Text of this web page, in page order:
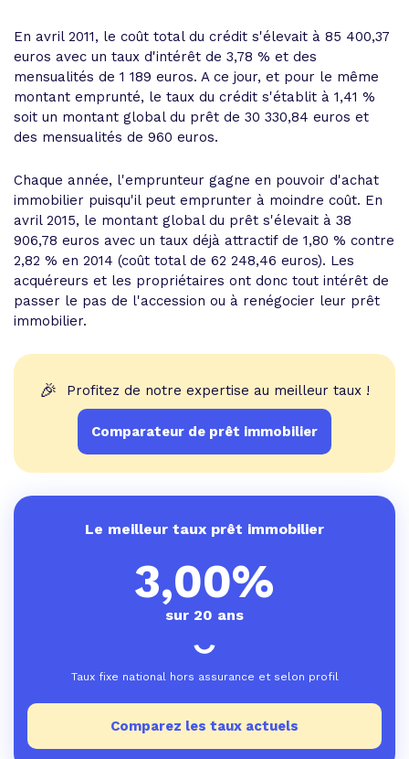
En avril 2011, le coût total du crédit s'élevait à 85 400,37
euros avec un taux d'intérêt de 3,78 % et des
mensualités de 1 189 euros. A ce jour, et pour le même
montant emprunté, le taux du crédit s'établit à 1,41 %
soit un montant global du prêt de 30 330,84 euros et
des mensualités de 960 euros.
Chaque année, l'emprunteur gagne en pouvoir d'achat
immobilier puisqu'il peut emprunter à moindre coût. En
avril 2015, le montant global du prêt s'élevait à 38
906,78 euros avec un taux déjà attractif de 1,80 % contre
2,82 % en 2014 (coût total de 62 248,46 euros). Les
acquéreurs et les propriétaires ont donc tout intérêt de
passer le pas de l'accession ou à renégocier leur prêt
immobilier.
🎉 Profitez de notre expertise au meilleur taux !
Comparateur de prêt immobilier
Le meilleur taux prêt immobilier
3,00%
sur 20 ans
Taux fixe national hors assurance et selon profil
Comparez les taux actuels